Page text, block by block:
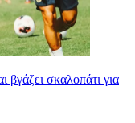
σκαλοπάτι για